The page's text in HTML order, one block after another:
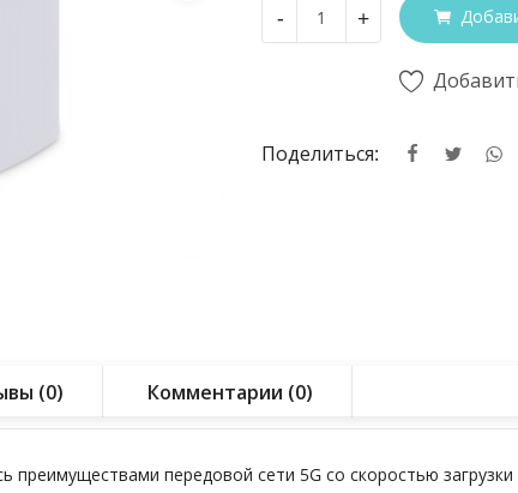
- +
Поделиться:
(0) Комментарии (0)
преимуществами передовой сети 5G со скоростью загрузки